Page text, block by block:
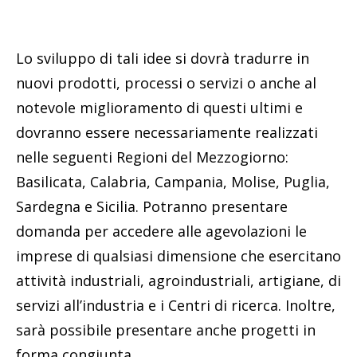
Lo sviluppo di tali idee si dovrà tradurre in
nuovi prodotti, processi o servizi o anche al
notevole miglioramento di questi ultimi e
dovranno essere necessariamente realizzati
nelle seguenti Regioni del Mezzogiorno:
Basilicata, Calabria, Campania, Molise, Puglia,
Sardegna e Sicilia. Potranno presentare
domanda per accedere alle agevolazioni le
imprese di qualsiasi dimensione che esercitano
attività industriali, agroindustriali, artigiane, di
servizi all’industria e i Centri di ricerca. Inoltre,
sarà possibile presentare anche progetti in